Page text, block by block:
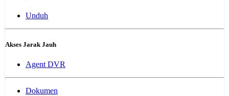
Unduh
Akses Jarak Jauh
Agent DVR
Dokumen